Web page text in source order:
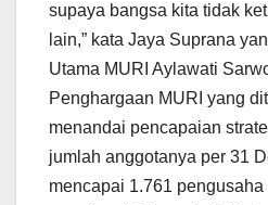
supaya bangsa kita tidak
lain,” kata Jaya Suprana
Utama MURI Aylawati
Penghargaan MURI yang
menandai pencapaian
jumlah anggotanya per 31
mencapai 1.761